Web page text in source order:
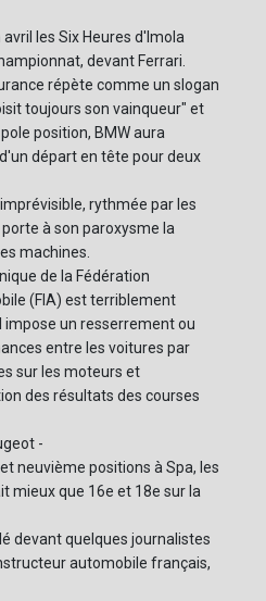
les Six Heures d'Imola
devant Ferrari.
répète comme un slogan
toujours son vainqueur" et
position, BMW aura
départ en tête pour deux
rythmée par les
à son paroxysme la
machines.
de la Fédération
(FIA) est terriblement
impose un resserrement ou
entre les voitures par
sur les moteurs et
des résultats des courses
-
neuvième positions à Spa, les
mieux que 16e et 18e sur la
devant quelques journalistes
automobile français,